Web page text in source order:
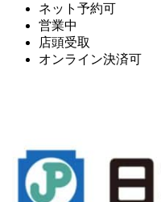
ネット予約可
営業中
店頭受取
オンライン決済可